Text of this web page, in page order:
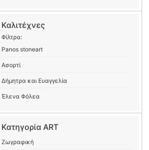
Καλιτέχνες
Φίλτρα:
Panos stoneart
Ασορτί
Δήμητρα και Ευαγγελία
Έλενα Φόλεα
Κατηγορία ART
Ζωγραφική